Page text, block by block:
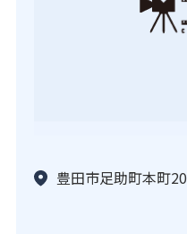
豊田市足助町本町20